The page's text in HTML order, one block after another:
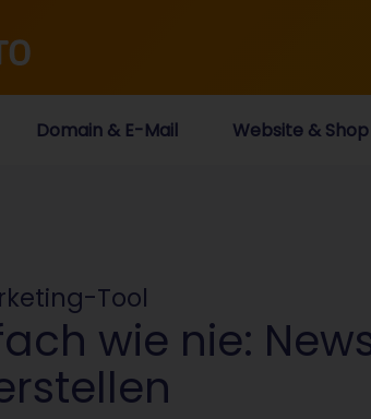
Domain & E-Mail Website & Shop
Tool
wie nie: